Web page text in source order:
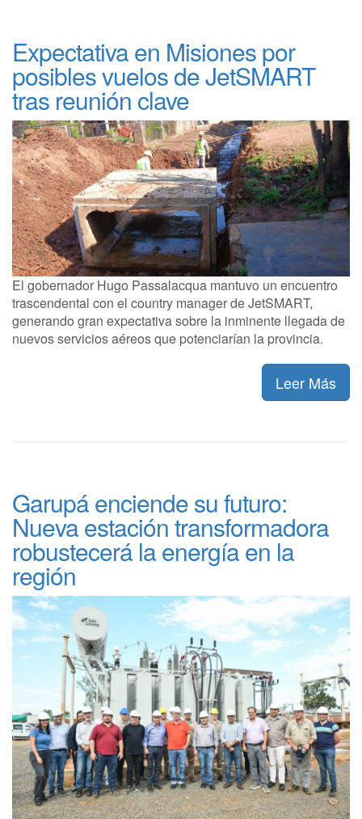
Expectativa en Misiones por
posibles vuelos de JetSMART
tras reunión clave
El gobernador Hugo Passalacqua mantuvo un encuentro
trascendental con el country manager de JetSMART,
generando gran expectativa sobre la inminente llegada de
nuevos servicios aéreos que potenciarían la provincia.
Leer Más
Garupá enciende su futuro:
Nueva estación transformadora
robustecerá la energía en la
región